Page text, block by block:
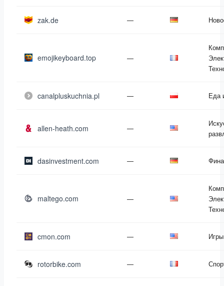
zak.de —
emojikeyboard.top —
canalpluskuchnia.pl — Еда
allen-heath.com —
dasinvestment.com —
maltego.com —
cmon.com — Игры
rotorbike.com —